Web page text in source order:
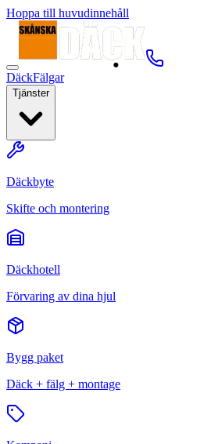
Hoppa till huvudinnehåll
DäckFälgar
Tjänster
Däckbyte
Skifte och montering
Däckhotell
Förvaring av dina hjul
Bygg paket
Däck + fälg + montage